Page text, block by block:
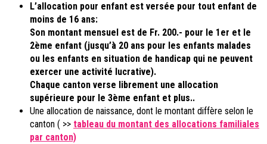
L’allocation pour enfant est versée pour tout enfant de
moins de 16 ans:
Son montant mensuel est de Fr. 200.- pour le 1er et le
2ème enfant (jusqu’à 20 ans pour les enfants malades
ou les enfants en situation de handicap qui ne peuvent
exercer une activité lucrative).
Chaque canton verse librement une allocation
supérieure pour le 3ème enfant et plus..
Une allocation de naissance, dont le montant diffère selon le
canton ( >> tableau du montant des allocations familiales
par canton)